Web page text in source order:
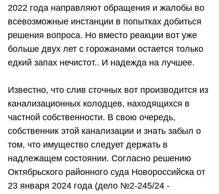
2022 года направляют обращения и жалобы во
всевозможные инстанции в попытках добиться
решения вопроса. Но вместо реакции вот уже
больше двух лет с горожанами остается только
едкий запах нечистот.. И надежда на лучшее.
Известно, что слив сточных вот производится из
канализационных колодцев, находящихся в
частной собственности. В свою очередь,
собственник этой канализации и знать забыл о
том, что имущество следует держать в
надлежащем состоянии. Согласно решению
Октябрьского районного суда Новороссийска от
23 января 2024 года (дело №2-245/24 -